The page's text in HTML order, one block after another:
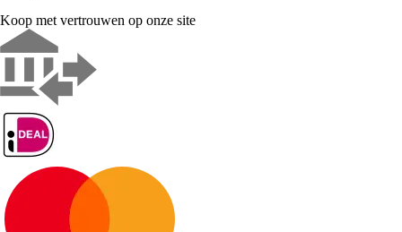
Koop met vertrouwen op onze site